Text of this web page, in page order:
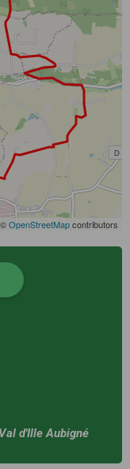
©OpenStreetMapcontributors
d'Ille Aubigné